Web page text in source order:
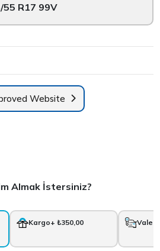
55 R17 99V
Website
Almak İstersiniz?
Kargo+ ₺350,00 Vale